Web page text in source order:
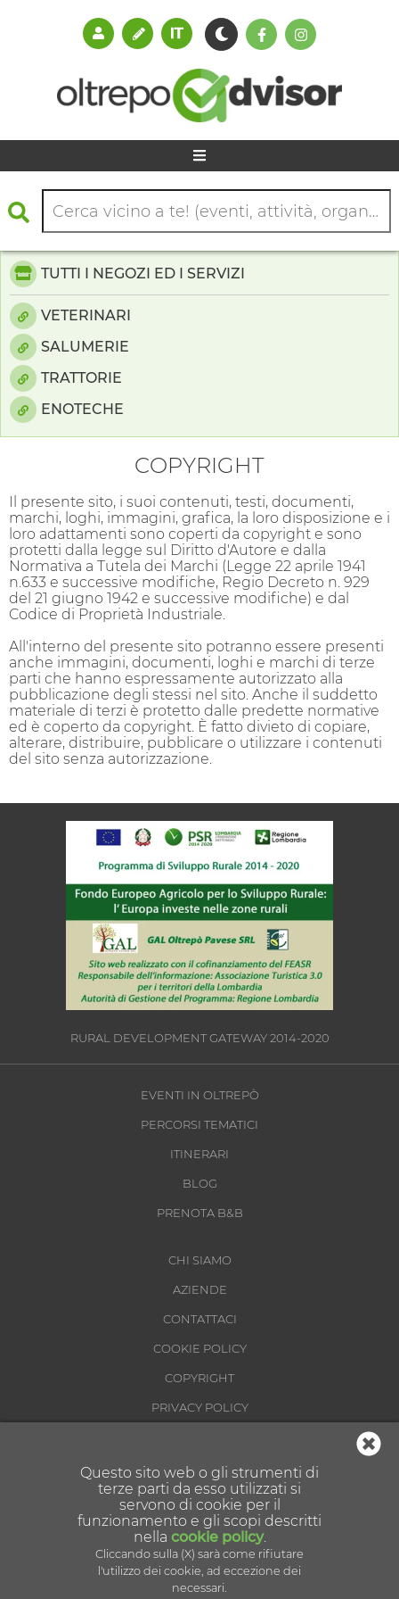
TUTTI I NEGOZI ED I SERVIZI
VETERINARI
SALUMERIE
TRATTORIE
ENOTECHE
Questo sito web o gli strumenti di
terze parti da esso utilizzati si
servono di cookie per il
funzionamento e gli scopi descritti
nella cookie policy.
Cliccando sulla (X) sarà come rifiutare
l'utilizzo dei cookie, ad eccezione dei
necessari.
COPYRIGHT
Il presente sito, i suoi contenuti, testi, documenti,
marchi, loghi, immagini, grafica, la loro disposizione e i
loro adattamenti sono coperti da copyright e sono
protetti dalla legge sul Diritto d'Autore e dalla
Normativa a Tutela dei Marchi (Legge 22 aprile 1941
n.633 e successive modifiche, Regio Decreto n. 929
del 21 giugno 1942 e successive modifiche) e dal
Codice di Proprietà Industriale.
All'interno del presente sito potranno essere presenti
anche immagini, documenti, loghi e marchi di terze
parti che hanno espressamente autorizzato alla
pubblicazione degli stessi nel sito. Anche il suddetto
materiale di terzi è protetto dalle predette normative
ed è coperto da copyright. È fatto divieto di copiare,
alterare, distribuire, pubblicare o utilizzare i contenuti
del sito senza autorizzazione.
RURAL DEVELOPMENT GATEWAY 2014-2020
EVENTI IN OLTREPÒ
PERCORSI TEMATICI
ITINERARI
BLOG
PRENOTA B&B
CHI SIAMO
AZIENDE
CONTATTACI
COOKIE POLICY
COPYRIGHT
PRIVACY POLICY
Partner tecnologico: